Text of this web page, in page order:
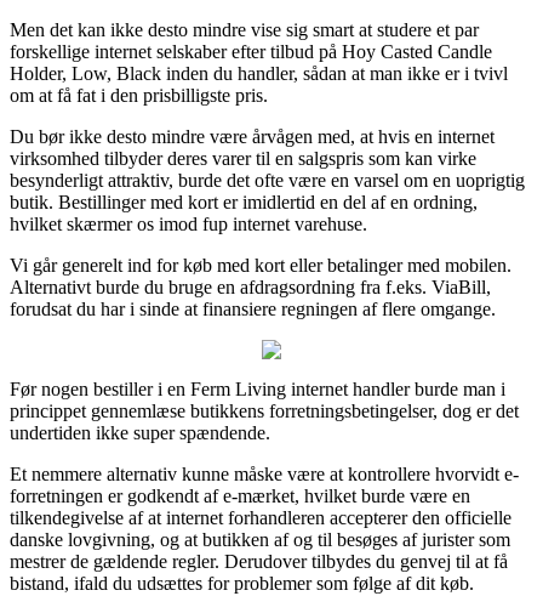
Men det kan ikke desto mindre vise sig smart at studere et par
forskellige internet selskaber efter tilbud på Hoy Casted Candle
Holder, Low, Black inden du handler, sådan at man ikke er i tvivl
om at få fat i den prisbilligste pris.
Du bør ikke desto mindre være årvågen med, at hvis en internet
virksomhed tilbyder deres varer til en salgspris som kan virke
besynderligt attraktiv, burde det ofte være en varsel om en uoprigtig
butik. Bestillinger med kort er imidlertid en del af en ordning,
hvilket skærmer os imod fup internet varehuse.
Vi går generelt ind for køb med kort eller betalinger med mobilen.
Alternativt burde du bruge en afdragsordning fra f.eks. ViaBill,
forudsat du har i sinde at finansiere regningen af flere omgange.
Før nogen bestiller i en Ferm Living internet handler burde man i
princippet gennemlæse butikkens forretningsbetingelser, dog er det
undertiden ikke super spændende.
Et nemmere alternativ kunne måske være at kontrollere hvorvidt e-
forretningen er godkendt af e-mærket, hvilket burde være en
tilkendegivelse af at internet forhandleren accepterer den officielle
danske lovgivning, og at butikken af og til besøges af jurister som
mestrer de gældende regler. Derudover tilbydes du genvej til at få
bistand, ifald du udsættes for problemer som følge af dit køb.